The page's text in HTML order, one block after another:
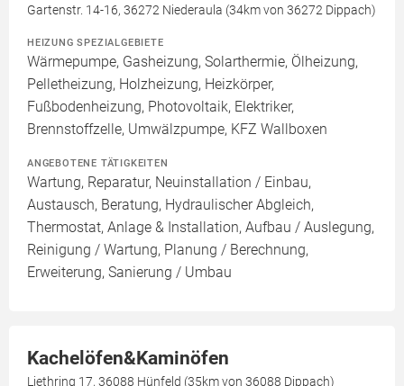
Gartenstr. 14-16, 36272 Niederaula (34km von 36272 Dippach)
HEIZUNG SPEZIALGEBIETE
Wärmepumpe, Gasheizung, Solarthermie, Ölheizung,
Pelletheizung, Holzheizung, Heizkörper,
Fußbodenheizung, Photovoltaik, Elektriker,
Brennstoffzelle, Umwälzpumpe, KFZ Wallboxen
ANGEBOTENE TÄTIGKEITEN
Wartung, Reparatur, Neuinstallation / Einbau,
Austausch, Beratung, Hydraulischer Abgleich,
Thermostat, Anlage & Installation, Aufbau / Auslegung,
Reinigung / Wartung, Planung / Berechnung,
Erweiterung, Sanierung / Umbau
Kachelöfen&Kaminöfen
Liethring 17, 36088 Hünfeld (35km von 36088 Dippach)